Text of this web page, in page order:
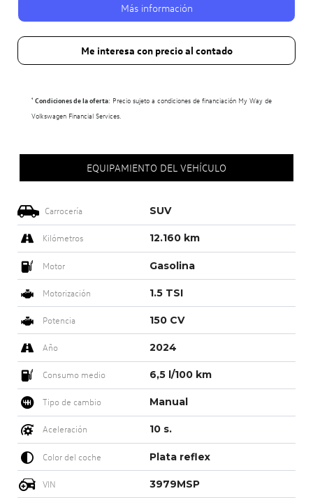
Más información
Me interesa con precio al contado
¹ Condiciones de la oferta: Precio sujeto a condiciones de financiación My Way de
Volkswagen Financial Services.
EQUIPAMIENTO DEL VEHÍCULO
Carrocería SUV
Kilómetros 12.160 km
Motor Gasolina
Motorización 1.5 TSI
Potencia 150 CV
Año 2024
Consumo medio 6,5 l/100 km
Tipo de cambio Manual
Aceleración 10 s.
Color del coche Plata reflex
VIN 3979MSP